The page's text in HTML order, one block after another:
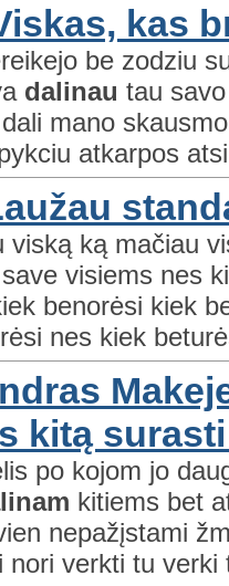
kas
be zodziu
dalinau tau
mano
atkarpos
viską ką mačiau
save visiems nes
benorėsi kiek
nes kiek
kitą
po kojom jo
kitiems bet
nepažįstami
nori verkti tu verki